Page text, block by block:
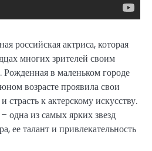
российская актриса, которая
многих зрителей своим
в маленьком городе
возрасте проявила свои
страсть к актерскому искусству.
одна из самых ярких звезд
ее талант и привлекательность